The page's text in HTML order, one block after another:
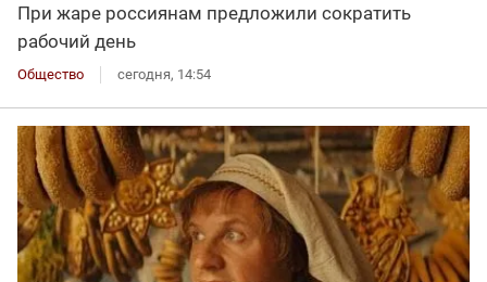
При жаре россиянам предложили сократить
рабочий день
Общество сегодня, 14:54